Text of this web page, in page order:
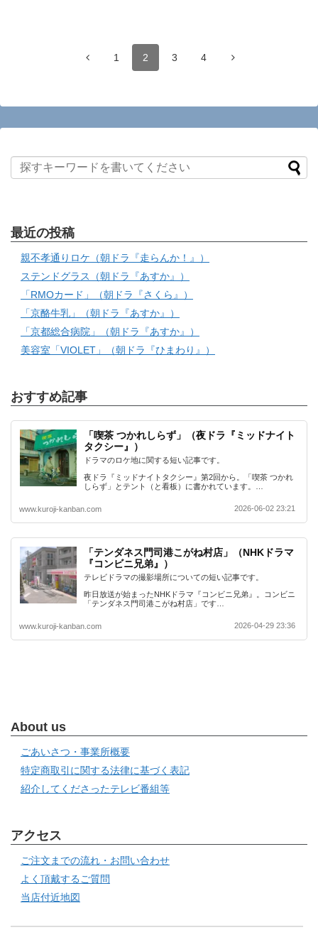
1 2 3 4
最近の投稿
親不孝通りロケ（朝ドラ『走らんか！』）
ステンドグラス（朝ドラ『あすか』）
「RMOカード」（朝ドラ『さくら』）
「京酪牛乳」（朝ドラ『あすか』）
「京都総合病院」（朝ドラ『あすか』）
美容室「VIOLET」（朝ドラ『ひまわり』）
おすすめ記事
「喫茶 つかれしらず」（夜ドラ『ミッドナイト
タクシー』）
ドラマのロケ地に関する短い記事です。
夜ドラ『ミッドナイトタクシー』第2回から。「喫茶 つかれ
しらず」とテント（と看板）に書かれています。…
www.kuroji-kanban.com 2026-06-02 23:21
「テンダネス門司港こがね村店」（NHKドラマ
『コンビニ兄弟』）
テレビドラマの撮影場所についての短い記事です。
昨日放送が始まったNHKドラマ『コンビニ兄弟』。コンビニ
「テンダネス門司港こがね村店」です…
www.kuroji-kanban.com 2026-04-29 23:36
About us
ごあいさつ・事業所概要
特定商取引に関する法律に基づく表記
紹介してくださったテレビ番組等
アクセス
ご注文までの流れ・お問い合わせ
よく頂戴するご質問
当店付近地図